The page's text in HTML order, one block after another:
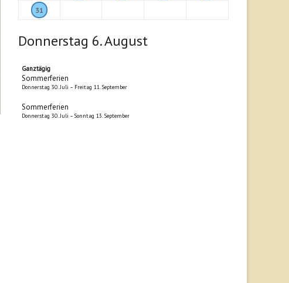
31
Donnerstag 6.August
Ganztägig
Sommerferien
Donnerstag 30. Juli – Freitag 11. September
Sommerferien
Donnerstag 30. Juli –Sonntag 13. September